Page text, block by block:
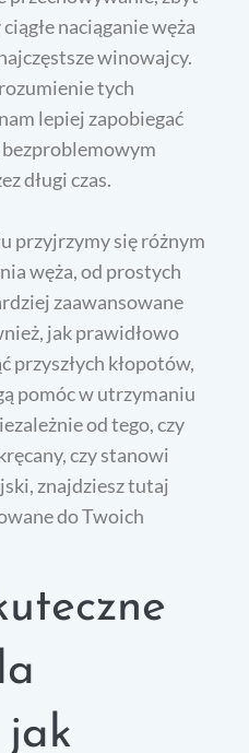
naciąganie węża
winowajcy.
tych
lepiej zapobiegać
długi czas.
przyjrzymy się różnym
węża, od prostych
zaawansowane
jak prawidłowo
przyszłych kłopotów,
pomóc w utrzymaniu
od tego, czy
czy stanowi
znajdziesz tutaj
do Twoich
jak